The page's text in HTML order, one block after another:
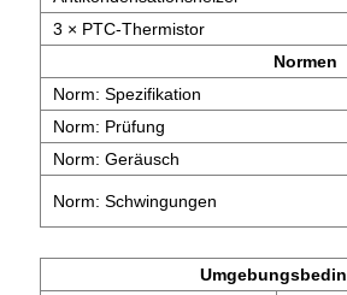
3 × PTC-Thermistor
Normen
Norm: Spezifikation
Norm: Prüfung
Norm: Geräusch
Norm: Schwingungen